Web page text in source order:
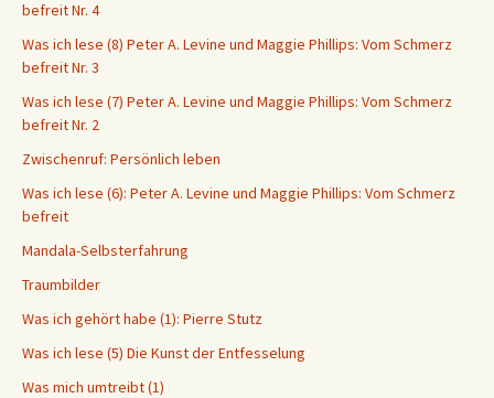
befreit Nr. 4
Was ich lese (8) Peter A. Levine und Maggie Phillips: Vom Schmerz
befreit Nr. 3
Was ich lese (7) Peter A. Levine und Maggie Phillips: Vom Schmerz
befreit Nr. 2
Zwischenruf: Persönlich leben
Was ich lese (6): Peter A. Levine und Maggie Phillips: Vom Schmerz
befreit
Mandala-Selbsterfahrung
Traumbilder
Was ich gehört habe (1): Pierre Stutz
Was ich lese (5) Die Kunst der Entfesselung
Was mich umtreibt (1)